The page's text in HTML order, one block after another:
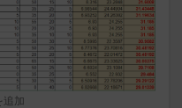
追加